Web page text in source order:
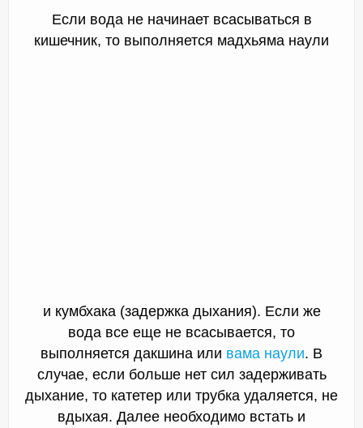
Если вода не начинает всасываться в
кишечник, то выполняется мадхьяма наули
и кумбхака (задержка дыхания). Если же
вода все еще не всасывается, то
выполняется дакшина или вама наули. В
случае, если больше нет сил задерживать
дыхание, то катетер или трубка удаляется, не
вдыхая. Далее необходимо встать и